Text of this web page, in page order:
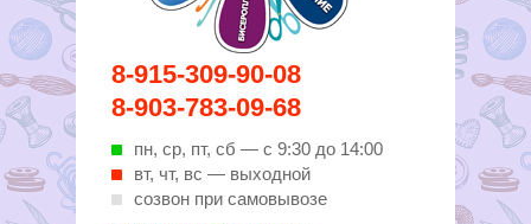
8-915-309-90-08
8-903-783-09-68
пн, ср, пт, cб — с 9:30 до 14:00
вт, чт, вс — выходной
созвон при самовывозе
Вирутозы иглы. Товары для
шитья и рукоделья